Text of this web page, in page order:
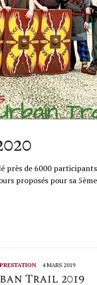
près de 6000
proposés pour sa
PRESTATION 4 MARS 2019
Trail 2019